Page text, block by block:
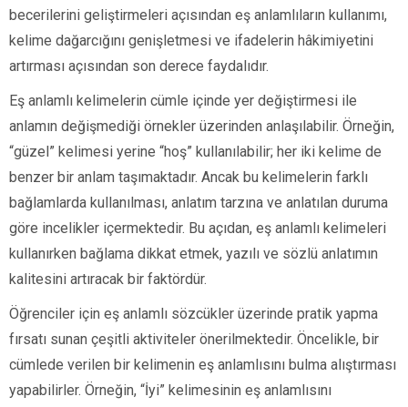
becerilerini geliştirmeleri açısından eş anlamlıların kullanımı,
kelime dağarcığını genişletmesi ve ifadelerin hâkimiyetini
artırması açısından son derece faydalıdır.
Eş anlamlı kelimelerin cümle içinde yer değiştirmesi ile
anlamın değişmediği örnekler üzerinden anlaşılabilir. Örneğin,
“güzel” kelimesi yerine “hoş” kullanılabilir; her iki kelime de
benzer bir anlam taşımaktadır. Ancak bu kelimelerin farklı
bağlamlarda kullanılması, anlatım tarzına ve anlatılan duruma
göre incelikler içermektedir. Bu açıdan, eş anlamlı kelimeleri
kullanırken bağlama dikkat etmek, yazılı ve sözlü anlatımın
kalitesini artıracak bir faktördür.
Öğrenciler için eş anlamlı sözcükler üzerinde pratik yapma
fırsatı sunan çeşitli aktiviteler önerilmektedir. Öncelikle, bir
cümlede verilen bir kelimenin eş anlamlısını bulma alıştırması
yapabilirler. Örneğin, “İyi” kelimesinin eş anlamlısını